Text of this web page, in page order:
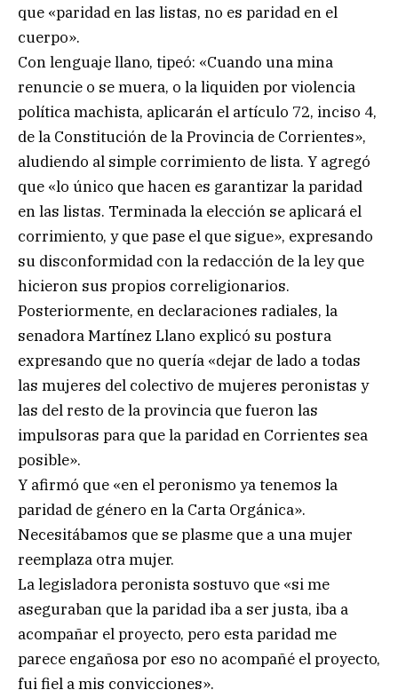
que «paridad en las listas, no es paridad en el
cuerpo».
Con lenguaje llano, tipeó: «Cuando una mina
renuncie o se muera, o la liquiden por violencia
política machista, aplicarán el artículo 72, inciso 4,
de la Constitución de la Provincia de Corrientes»,
aludiendo al simple corrimiento de lista. Y agregó
que «lo único que hacen es garantizar la paridad
en las listas. Terminada la elección se aplicará el
corrimiento, y que pase el que sigue», expresando
su disconformidad con la redacción de la ley que
hicieron sus propios correligionarios.
Posteriormente, en declaraciones radiales, la
senadora Martínez Llano explicó su postura
expresando que no quería «dejar de lado a todas
las mujeres del colectivo de mujeres peronistas y
las del resto de la provincia que fueron las
impulsoras para que la paridad en Corrientes sea
posible».
Y afirmó que «en el peronismo ya tenemos la
paridad de género en la Carta Orgánica».
Necesitábamos que se plasme que a una mujer
reemplaza otra mujer.
La legisladora peronista sostuvo que «si me
aseguraban que la paridad iba a ser justa, iba a
acompañar el proyecto, pero esta paridad me
parece engañosa por eso no acompañé el proyecto,
fui fiel a mis convicciones».